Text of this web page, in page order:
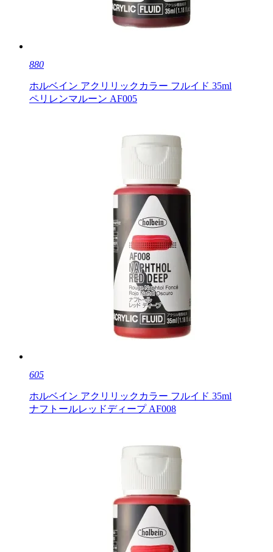
880
ホルベイン アクリリックカラー フルイド 35ml
ペリレンマルーン AF005
605
ホルベイン アクリリックカラー フルイド 35ml
ナフトールレッドディープ AF008